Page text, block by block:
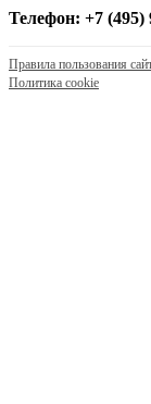
Телефон: +7 (495)
Правила пользования
Политика cookie